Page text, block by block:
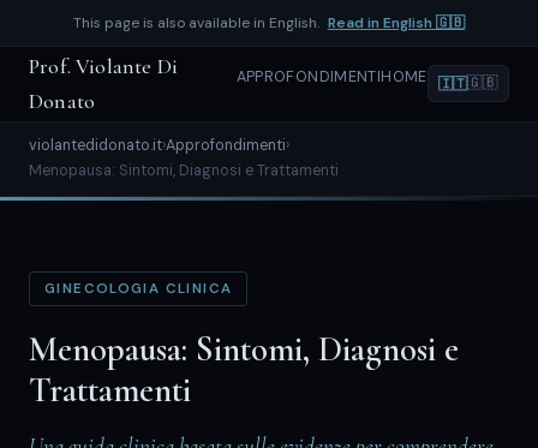
This page is also available in English. Read in English 🇬🇧
Prof. Violante Di
Donato
APPROFONDIMENTIHOME 🇮🇹🇬🇧
violantedidonato.it›Approfondimenti›
Menopausa: Sintomi, Diagnosi e Trattamenti
GINECOLOGIA CLINICA
Menopausa: Sintomi, Diagnosi e
Trattamenti